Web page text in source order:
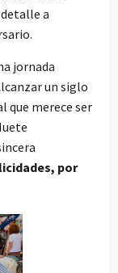
a
jornada
un siglo
que merece ser
por